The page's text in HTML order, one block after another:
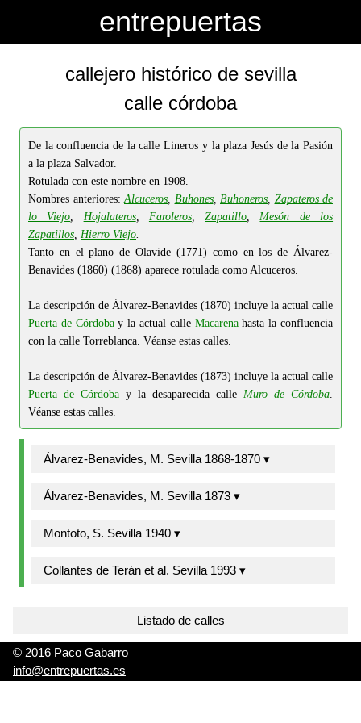
entrepuertas
callejero histórico de sevilla
calle córdoba
De la confluencia de la calle Lineros y la plaza Jesús de la Pasión
a la plaza Salvador.
Rotulada con este nombre en 1908.
Nombres anteriores:Alcuceros, Buhones, Buhoneros, Zapateros de
lo Viejo, Hojalateros, Faroleros,Zapatillo,Mesón de los
Zapatillos, Hierro Viejo.
Tanto en el plano de Olavide (1771) como en los de Álvarez-
Benavides (1860) (1868) aparece rotulada como Alcuceros.
La descripción de Álvarez-Benavides (1870) incluye la actual calle
Puerta de Córdobay la actual calle Macarenahasta la confluencia
con la calle Torreblanca. Véanse estas calles.
La descripción de Álvarez-Benavides (1873) incluye la actual calle
Puerta de Córdoba y la desaparecida calle Muro de Córdoba.
Véanse estas calles.
Álvarez-Benavides, M. Sevilla 1868-1870 ▾
Álvarez-Benavides, M. Sevilla 1873 ▾
Montoto, S. Sevilla 1940 ▾
Collantes de Terán et al. Sevilla 1993 ▾
Listado de calles
© 2016 Paco Gabarro
info@entrepuertas.es